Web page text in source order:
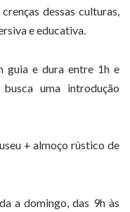
dessas culturas,
e educativa.
guia e dura entre 1h e
uma introdução
+ almoço rústico de
a domingo, das 9h às